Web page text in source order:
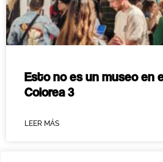
Esto no es un museo en
Colorea 3
LEER MÁS